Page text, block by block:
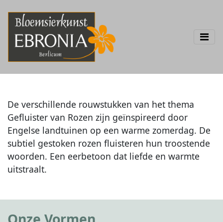
De verschillende rouwstukken van het thema
Gefluister van Rozen zijn geïnspireerd door
Engelse landtuinen op een warme zomerdag. De
subtiel gestoken rozen fluisteren hun troostende
woorden. Een eerbetoon dat liefde en warmte
uitstraalt.